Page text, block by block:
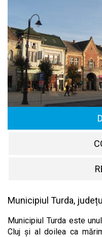
Municipiul Turda,
Municipiul Turda este
Cluj şi al doilea ca